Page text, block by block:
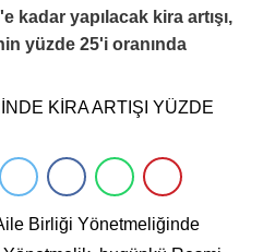
kadar yapılacak kira artışı,
yüzde 25'i oranında
Birliği Yönetmeliğinde